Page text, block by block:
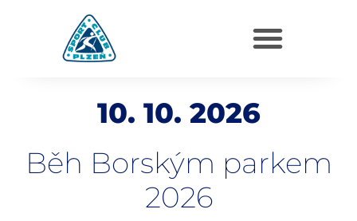
team@scpl.cz
10. 10. 2026
Běh Borským parkem
2026